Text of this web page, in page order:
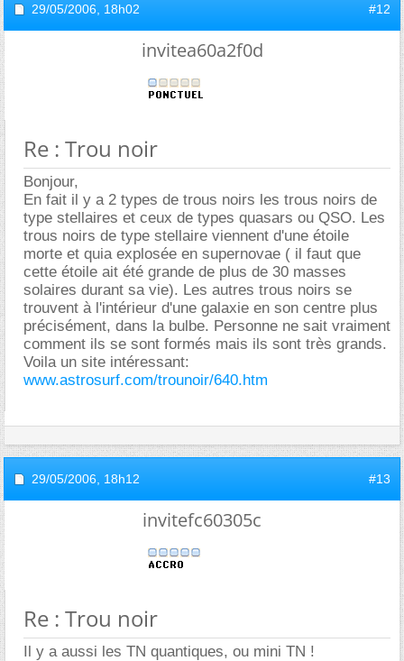
29/05/2006, 18h02 #12
invitea60a2f0d
Re : Trou noir
Bonjour,
En fait il y a 2 types de trous noirs les trous noirs de
type stellaires et ceux de types quasars ou QSO. Les
trous noirs de type stellaire viennent d'une étoile
morte et quia explosée en supernovae ( il faut que
cette étoile ait été grande de plus de 30 masses
solaires durant sa vie). Les autres trous noirs se
trouvent à l'intérieur d'une galaxie en son centre plus
précisément, dans la bulbe. Personne ne sait vraiment
comment ils se sont formés mais ils sont très grands.
Voila un site intéressant:
www.astrosurf.com/trounoir/640.htm
29/05/2006, 18h12 #13
invitefc60305c
Re : Trou noir
Il y a aussi les TN quantiques, ou mini TN !